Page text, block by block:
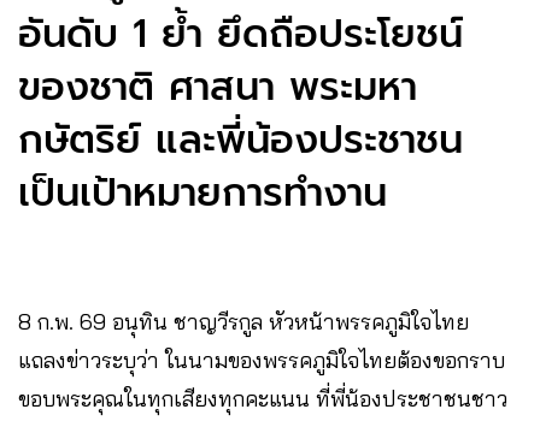
อันดับ 1 ย้ำ ยึดถือประโยชน์
ของชาติ ศาสนา พระมหา
กษัตริย์ และพี่น้องประชาชน
เป็นเป้าหมายการทํางาน
8 ก.พ. 69 อนุทิน ชาญวีรกูล หัวหน้าพรรคภูมิใจไทย
แถลงข่าวระบุว่า ในนามของพรรคภูมิใจไทยต้องขอกราบ
ขอบพระคุณในทุกเสียงทุกคะแนน ที่พี่น้องประชาชนชาว